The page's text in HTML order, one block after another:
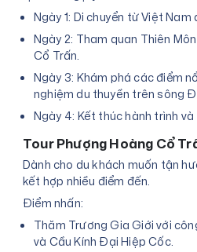
Ngày 1: Di chuyển từ Việt
Ngày 2: Tham quan Thiên
Cổ Trấn.
Ngày 3: Khám phá các điểm
nghiệm du thuyền trên sông
Ngày 4: Kết thúc hành trình và
Tour Phượng Hoàng Cổ
Dành cho du khách muốn tận
kết hợp nhiều điểm đến.
Điểm nhấn:
Thăm Trương Gia Giới với
và Cầu Kính Đại Hiệp Cốc.